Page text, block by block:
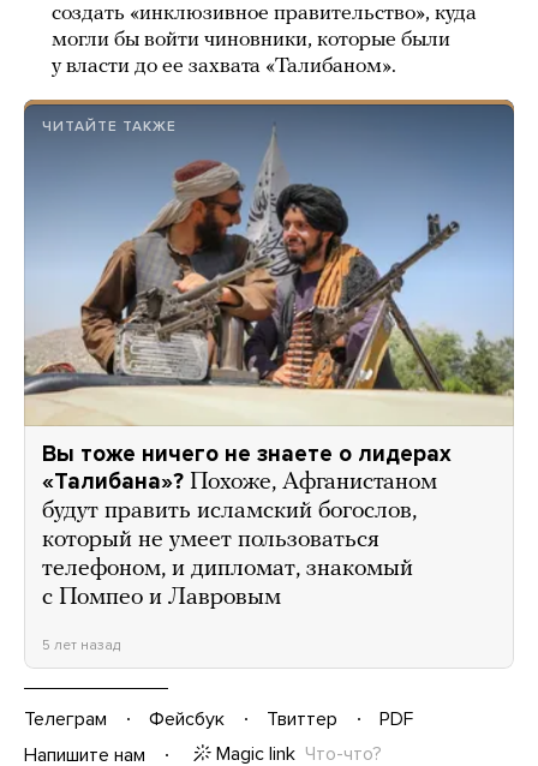
создать «инклюзивное правительство», куда
могли бы войти чиновники, которые были
у власти до ее захвата «Талибаном».
ЧИТАЙТЕ ТАКЖЕ
Вы тоже ничего не знаете о лидерах
«Талибана»? Похоже, Афганистаном
будут править исламский богослов,
который не умеет пользоваться
телефоном, и дипломат, знакомый
с Помпео и Лавровым
5 лет назад
Телеграм Фейсбук Твиттер
PDF
Напишите нам
Magic link Что-что?